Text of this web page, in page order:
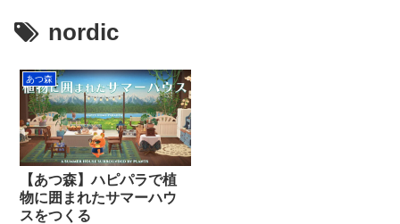
nordic
あつ森
【あつ森】ハピパラで植
物に囲まれたサマーハウ
スをつくる